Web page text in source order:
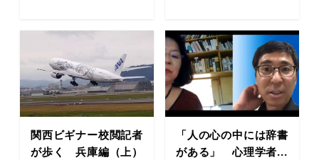
関西ビギナー校閲記者
が歩く 兵庫編（上）
「人の心の中には辞書
がある」 心理学者...